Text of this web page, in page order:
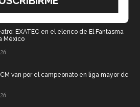
EXATEC en el elenco de El Fantasma
México
van por el campeonato en liga mayor de